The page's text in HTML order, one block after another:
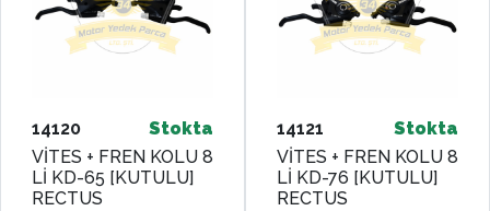
14120
Stokta
VİTES + FREN KOLU 8
Lİ KD-65 [KUTULU]
RECTUS
14121
Stokta
VİTES + FREN KOLU 8
Lİ KD-76 [KUTULU]
RECTUS